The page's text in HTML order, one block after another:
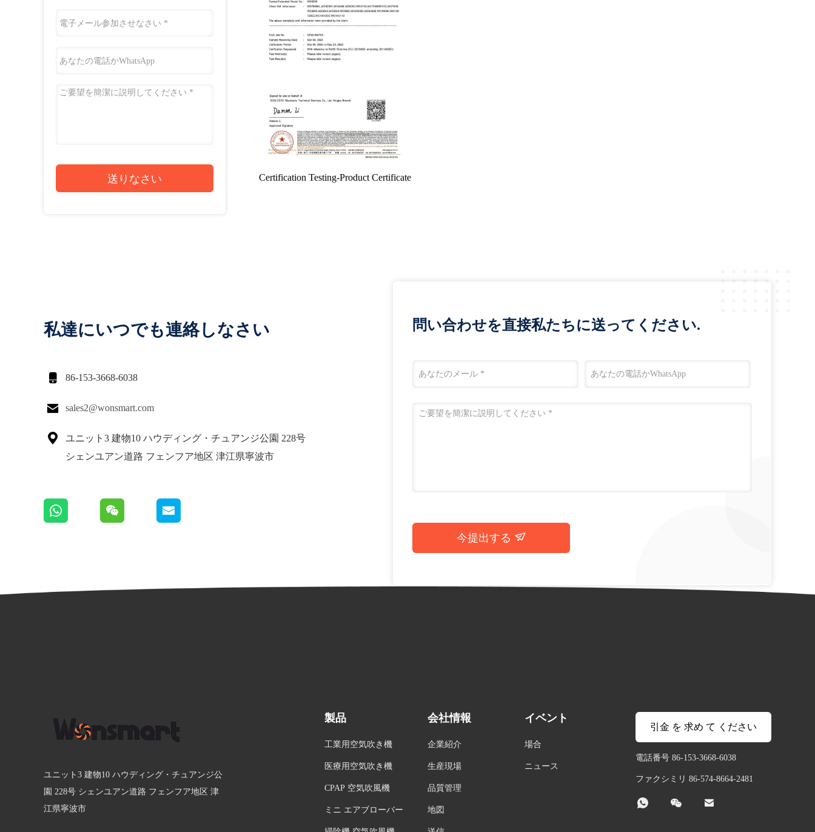
送りなさい Certification Testing-Product Certificate
私達にいつでも連絡しなさい
 86-153-3668-6038
 sales2@wonsmart.com

ユニット3 建物10 ハウディング・チュアンジ公園 228号
シェンユアン道路 フェンフア地区 津江県寧波市
問い合わせを直接私たちに送ってください.
今提出する
ユニット3 建物10 ハウディング・チュアンジ公
園 228号 シェンユアン道路 フェンフア地区 津
江県寧波市
製品
工業用空気吹き機
医療用空気吹き機
CPAP 空気吹風機
ミニ エアブローバー
会社情報
企業紹介
生産現場
品質管理
地図
イベント
場合
ニュース
引金 を 求め て ください
電話番号 86-153-3668-6038
ファクシミリ 86-574-8664-2481
  